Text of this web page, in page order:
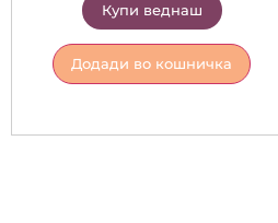
Купи веднаш
Додади во кошничка